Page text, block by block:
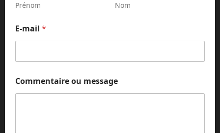
Prénom Nom
o
m
o
N
o
m
E-mail *
Commentaire ou message